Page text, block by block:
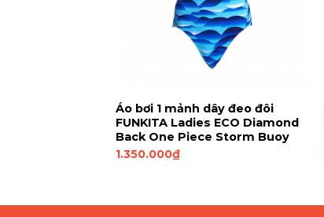
Áo bơi 1 mảnh dây đeo đôi
FUNKITA Ladies ECO Diamond
Back One Piece Storm Buoy
1.350.000₫